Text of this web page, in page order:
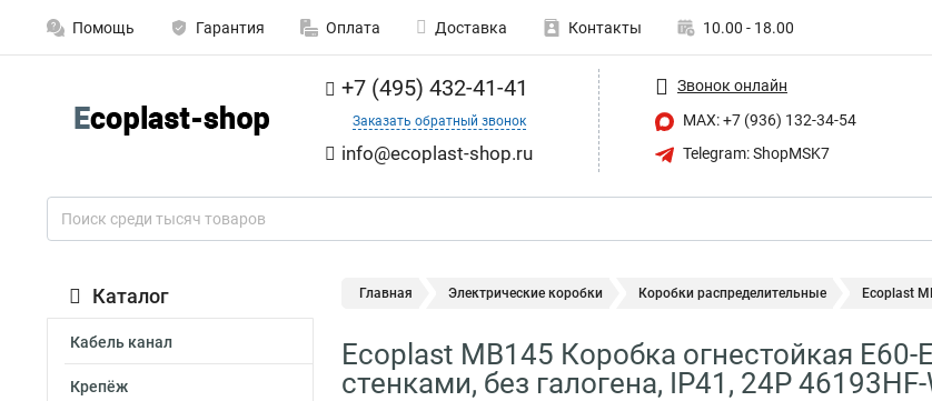
Помощь Гарантия Оплата Доставка Контакты 10.00 - 18.00
+7 (495) 432-41-41
Заказать обратный звонок
info@ecoplast-shop.ru
Звонок онлайн
MAX: +7 (936) 132-34-54
Telegram: ShopMSK7
Каталог
Кабель канал
Крепёж
Главная Электрические коробки Коробки распределительные Ecoplast
Ecoplast MB145 Коробка огнестойкая
стенками, без галогена, IP41, 24P